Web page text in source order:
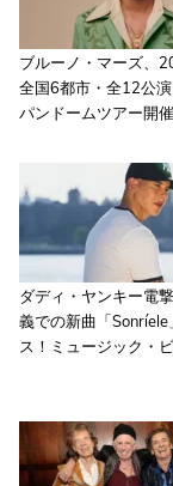
ブルーノ・マーズ、
全国6都市・全12公
パンドームツアー開
ダディ・ヤンキー電
義での新曲「Sonríele
ス！ミュージック・